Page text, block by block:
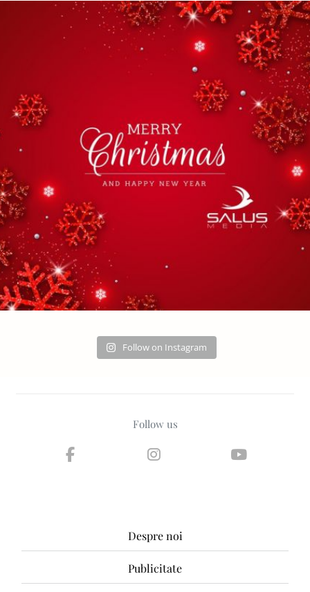
Follow on Instagram
Follow us
Despre noi
Publicitate